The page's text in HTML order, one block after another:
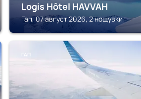
Logis Hôtel HAVVAH
Гап, 07 август 2026, 2 нощувки
ГАП